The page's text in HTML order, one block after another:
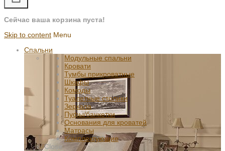
Сейчас ваша корзина пуста!
Skip to content Menu
Спальни
Модульные спальни
Кровати
Тумбы прикроватные
Шкафы
Комоды
Туалетные столики
Зеркала
Пуфы/банкетки
Основания для кроватей
Матрасы
Комплектующие
Close